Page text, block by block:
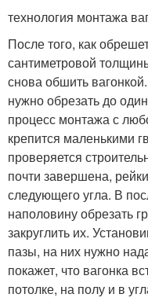
технология монтажа
После того, как
сантиметровой
снова обшить
нужно обрезать до
процесс монтажа с
крепится маленькими
проверяется
почти завершена,
следующего угла. В
наполовину обрезать
закруглить их.
пазы, на них нужно
покажет, что вагонка
потолке, на полу и в